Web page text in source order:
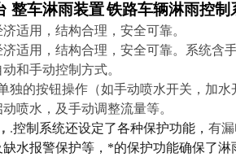
整车淋雨装置铁路车辆淋雨控制
适用，结构合理，安全可靠。
适用，结构合理，安全可靠。系统含
动和手动控制方式。
独的按钮操作（如手动喷水开关，加
喷水，及手动调整流量等。
.控制系统还设定了各种保护功能， 有
水报警保护等，*的保护功能确保了